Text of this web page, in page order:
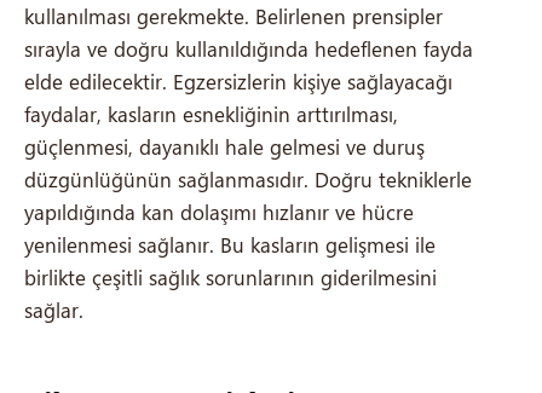
kullanılması gerekmekte. Belirlenen prensipler
sırayla ve doğru kullanıldığında hedeflenen fayda
elde edilecektir. Egzersizlerin kişiye sağlayacağı
faydalar, kasların esnekliğinin arttırılması,
güçlenmesi, dayanıklı hale gelmesi ve duruş
düzgünlüğünün sağlanmasıdır. Doğru tekniklerle
yapıldığında kan dolaşımı hızlanır ve hücre
yenilenmesi sağlanır. Bu kasların gelişmesi ile
birlikte çeşitli sağlık sorunlarının giderilmesini
sağlar.